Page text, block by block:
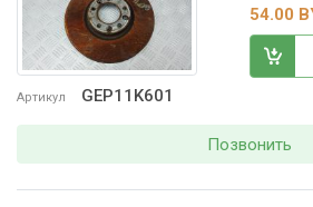
Артикул GEP11K601
54.00
Позвонить